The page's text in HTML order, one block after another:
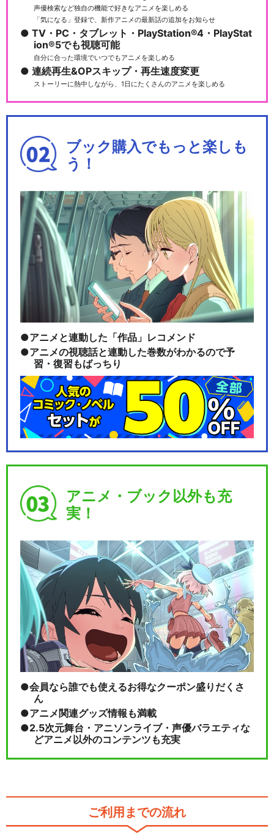
声優検索など独自の機能で好きなアニメを楽しめる
「気になる」登録で、新作アニメの最新話の追加をお知らせ
TV・PC・タブレット・PlayStation®4・PlayStat
ion®5でも視聴可能
自分に合った環境でいつでもアニメを楽しめる
連続再生&OPスキップ・再生速度変更
ストーリーに熱中しながら、1日にたくさんのアニメを楽しめる
ブック購入でもっと楽しも
う！
アニメと連動した「作品」レコメンド
アニメの視聴話と連動した巻数がわかるので予
習・復習もばっちり
アニメ・ブック以外も充
実！
会員なら誰でも使えるお得なクーポン盛りだくさ
ん
アニメ関連グッズ情報も満載
2.5次元舞台・アニソンライブ・声優バラエティな
どアニメ以外のコンテンツも充実
ご利用までの流れ